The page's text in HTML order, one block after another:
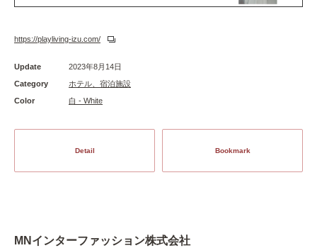
https://playliving-izu.com/
Update
2023年8月14日
Category
ホテル、宿泊施設
Color
白 - White
Detail Bookmark
MNインターファッション株式会社